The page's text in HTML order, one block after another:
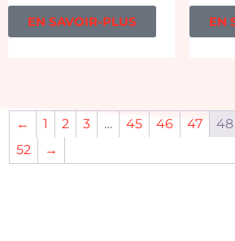
EN SAVOIR-PLUS EN
← 1 2 3 … 45 46 47 48
52
→